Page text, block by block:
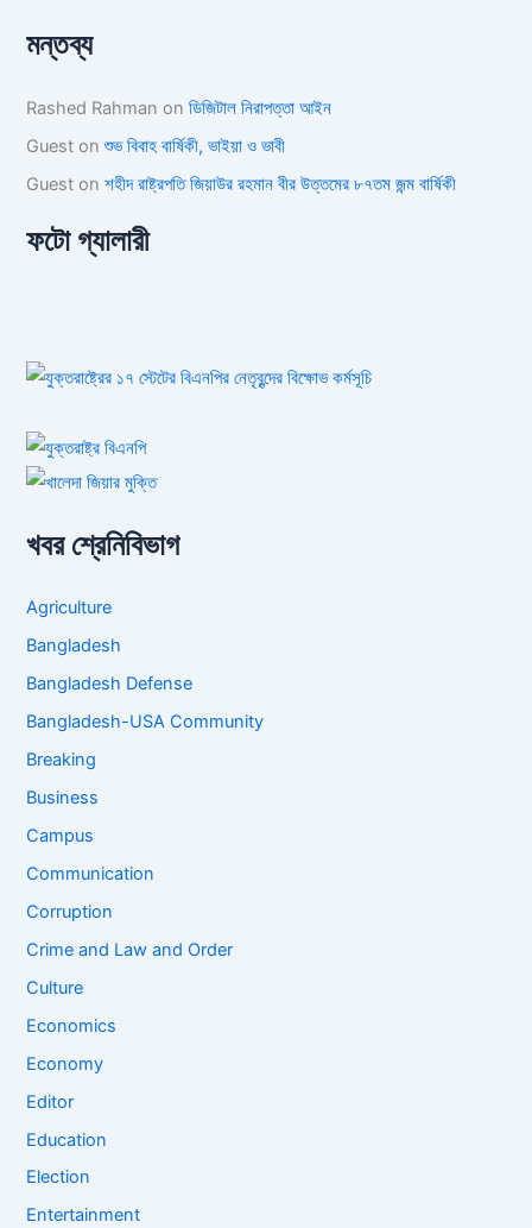
মন্তব্য
Rashed Rahman onডিজিটাল নিরাপত্তা আইন
Guest onশুভ বিবাহ বার্ষিকী, ভাইয়া ও ভাবী
Guest onশহীদ রাষ্ট্রপতি জিয়াউর রহমান বীর উত্তমের ৮৭তম জন্ম বার্ষিকী
ফটো গ্যালারী
খবর শ্রেনিবিভাগ
Agriculture
Bangladesh
Bangladesh Defense
Bangladesh-USA Community
Breaking
Business
Campus
Communication
Corruption
Crime and Law and Order
Culture
Economics
Economy
Editor
Education
Election
Entertainment